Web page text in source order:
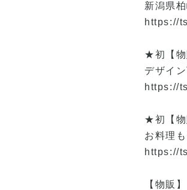
新潟県
https://
★初【物
デザイ
https://
★初【物
お料理
https://
【物販】